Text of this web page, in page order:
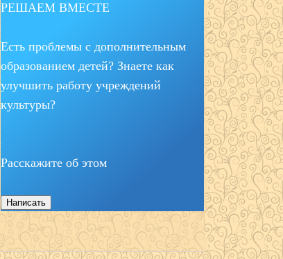
РЕШАЕМ ВМЕСТЕ
Есть проблемы с дополнительным
образованием детей? Знаете как
улучшить работу учреждений
культуры?
Расскажите об этом
Написать